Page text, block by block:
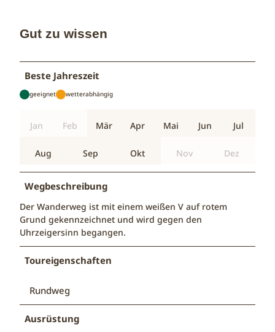
Gut zu wissen
Beste Jahreszeit
geeignet wetterabhängig
Jan Feb Mär Apr Mai Jun Jul
Aug Sep Okt Nov Dez
Wegbeschreibung
Der Wanderweg ist mit einem weißen V auf rotem
Grund gekennzeichnet und wird gegen den
Uhrzeigersinn begangen.
Toureigenschaften
Rundweg
Ausrüstung